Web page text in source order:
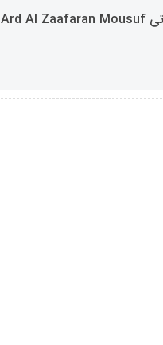
ادکلن زنانه ارض الزعفران مدل موصوف وردی _ موصوف صورتی Ard Al Zaafaran Mousuf